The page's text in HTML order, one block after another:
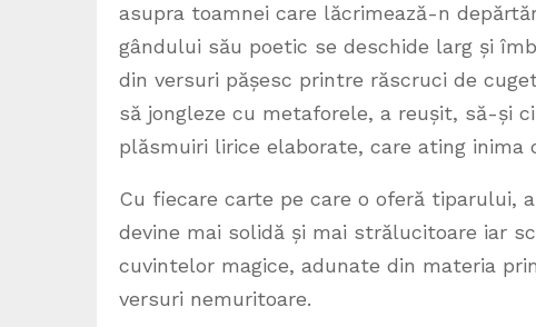
asupra toamnei care lăcrimează-n
gândului său poetic se deschide larg și
din versuri pășesc printre răscruci de
să jongleze cu metaforele, a reușit, să-și
plăsmuiri lirice elaborate, care ating
Cu fiecare carte pe care o oferă tiparului,
devine mai solidă și mai strălucitoare iar
cuvintelor magice, adunate din materia
versuri nemuritoare.